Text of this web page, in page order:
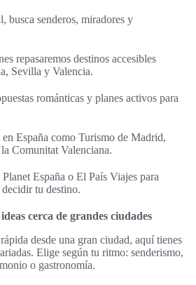
busca senderos, miradores y
repasaremos destinos accesibles
Sevilla y Valencia.
románticas y planes activos para
España como Turismo de Madrid,
Comunitat Valenciana.
España o El País Viajes para
decidir tu destino.
cerca de grandes ciudades
desde una gran ciudad, aquí tienes
Elige según tu ritmo: senderismo,
o gastronomía.